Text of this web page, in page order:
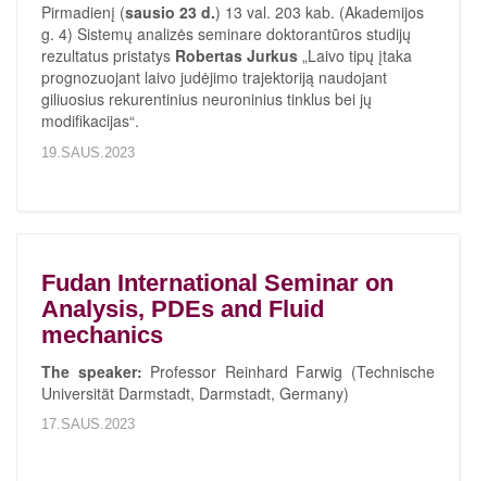
Pirmadienį (sausio 23 d.) 13 val. 203 kab. (Akademijos
g. 4) Sistemų analizės seminare doktorantūros studijų
rezultatus pristatys Robertas Jurkus „Laivo tipų įtaka
prognozuojant laivo judėjimo trajektoriją naudojant
giliuosius rekurentinius neuroninius tinklus bei jų
modifikacijas“.
19.SAUS.2023
Fudan International Seminar on
Analysis, PDEs and Fluid
mechanics
The speaker: Professor Reinhard Farwig (Technische
Universität Darmstadt, Darmstadt, Germany)
17.SAUS.2023